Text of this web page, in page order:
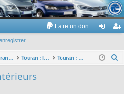
du Volkswagen Touran
Faire un don
ne nr
Le touran dans ses versions I (V1 V2 V3) et II ... Touran : les éléments et équipements extérieurs et intérieurs Touran : garnitures intérieurs